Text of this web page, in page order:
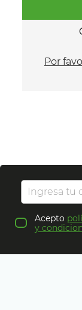
Por
Acepto
y